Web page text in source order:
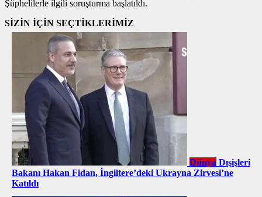
Şüphelilerle ilgili soruşturma başlatıldı.
SİZİN İÇİN SEÇTİKLERİMİZ
Dünya Dışişleri
Bakanı Hakan Fidan, İngiltere’deki Ukrayna Zirvesi’ne
Katıldı